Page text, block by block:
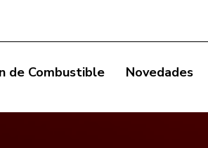
de Combustible Novedades